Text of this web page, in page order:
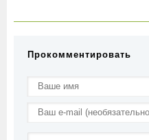
Прокомментировать